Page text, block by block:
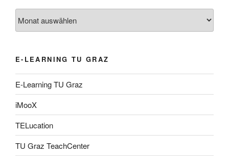
E-LEARNING TU GRAZ
E-Learning TU Graz
iMooX
TELucation
TU Graz TeachCenter